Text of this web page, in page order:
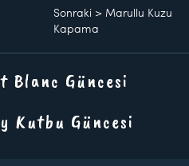
Sonraki > Marullu Kuzu
Kapama
Blanc Güncesi
Kutbu Güncesi